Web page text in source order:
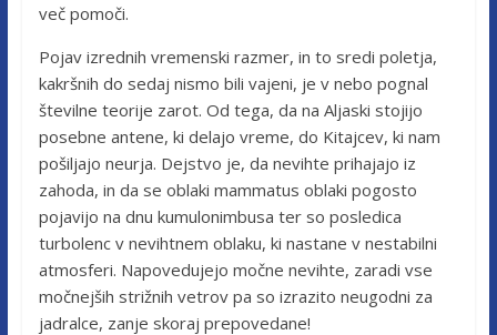
več pomoči.
Pojav izrednih vremenski razmer, in to sredi poletja,
kakršnih do sedaj nismo bili vajeni, je v nebo pognal
številne teorije zarot. Od tega, da na Aljaski stojijo
posebne antene, ki delajo vreme, do Kitajcev, ki nam
pošiljajo neurja. Dejstvo je, da nevihte prihajajo iz
zahoda, in da se oblaki mammatus oblaki pogosto
pojavijo na dnu kumulonimbusa ter so posledica
turbolenc v nevihtnem oblaku, ki nastane v nestabilni
atmosferi. Napovedujejo močne nevihte, zaradi vse
močnejših strižnih vetrov pa so izrazito neugodni za
jadralce, zanje skoraj prepovedane!